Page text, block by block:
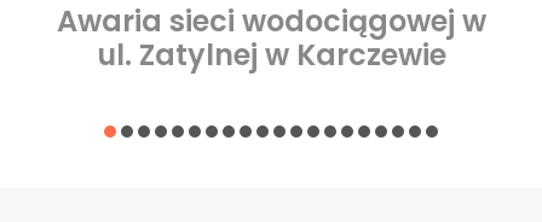
Awaria sieci wodociągowej w
ul. Zatylnej w Karczewie